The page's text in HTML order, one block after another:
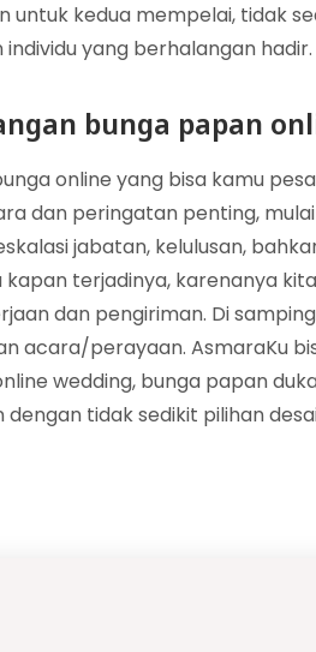
untuk kedua mempelai, tidak
yang berhalangan hadir.
bunga papan
online yang bisa kamu
dan peringatan penting,
jabatan, kelulusan,
terjadinya, karenanya
dan pengiriman. Di
acara/perayaan. AsmaraKu
wedding, bunga papan
tidak sedikit pilihan